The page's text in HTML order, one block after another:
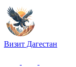
Визит Дагестан